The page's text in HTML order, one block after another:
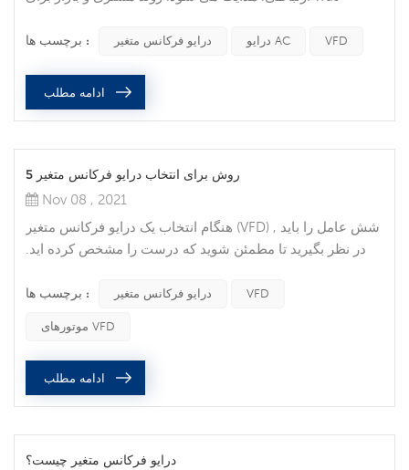
میu200cکنند. تمامی گرایشu200cهای مشتری و بازار
طراحی حیاتی هستند. ایمنی یکپارچه در حال تبدیل شدن به یک
برچسب ها : درایو فرکانس متغیر درایو AC VFD
ادامه مطلب
5 روش برای انتخاب درایو فرکانس متغیر
Nov 08 , 2021
هنگام انتخاب یک درایو فرکانس متغیر (VFD) , شش عامل را باید
در نظر بگیرید تا مطمئن شوید که درست را مشخص کرده اید.
هنگام انتخاب یک VFD میu200cگیرید این است که مطمئن
پلاک موتور را برای نیاز جریان بار کامل بررسی کنید, سپس
درایوی را پیدا کنید که حداقل برای این مقدار جریان
برچسب ها : درایو فرکانس متغیر VFD
موتورهای VFD
ادامه مطلب
درایو فرکانس متغیر چیست؟